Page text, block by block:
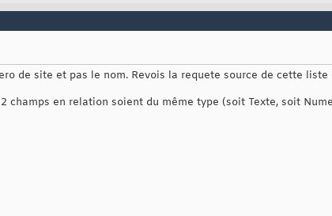
de site et pas le nom. Revois la requete source de cette
champs en relation soient du même type (soit Texte, soit